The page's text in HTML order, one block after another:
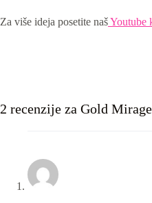
Za više ideja posetite našYoutube
2 recenzije za Gold